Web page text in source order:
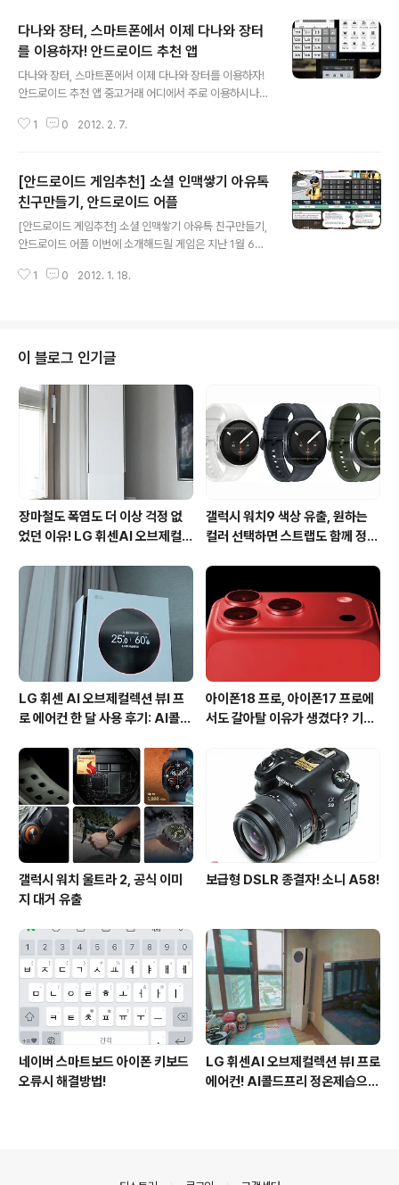
다나와 장터, 스마트폰에서 이제 다나와 장터
를 이용하자! 안드로이드 추천 앱
다나와 장터, 스마트폰에서 이제 다나와 장터를 이용하자!
안드로이드 추천 앱 중고거래 어디에서 주로 이용하시나
중고나라일겁니다. 저의 경우 중고나라에서 거래하다가 고
한 다나와 장터 애플리케이션을 출시했습니다. 다나와 장
터 앱은 안드로이드용이 먼저 출시했으며, 안드로이드용의
경우 안드로이드 마켓과 T스토어에서 무료로 다운받아 설
치 할 수 있습니다. 스마트폰용과 태블릿PC용이 따로 출시
을 설치하시면 될것 같습니다. 계정은 다나와 웹페이지와
1 0 2012. 2. 7.
[안드로이드 게임추천] 소셜 인맥쌓기 아유톡
친구만들기, 안드로이드 어플
[안드로이드 게임추천] 소셜 인맥쌓기 아유톡 친구만들기,
안드로이드 어플 이번에 소개해드릴 게임은 지난 1월 6일
니다. 아유톡은 그동안 아이폰에서만 서비스를 했었는데
한 동작으로 꾸미고, 소셜 액션을 통해 인맥을 쌓고 점차 친
해져 상대방의 프로필 정보를 단계적으로 공개하면서, 커
뮤니케이션을 할 수 있는 게임입니다. 아유톡은 티스토어
와 앱스토어에서 무료로 다운받아 설치할 수 있는데요. 용
량은 일반 스마트폰 게임에 비해 많은 안드로이드 기준 7
8.6MB입니다. 최초 실행시 신규/기존 사용자..
1 0 2012. 1. 18.
이 블로그 인기글
장마철도 폭염도 더 이상 걱정 없
었던 이유! LG 휘센AI 오브제컬렉
사용 후기
갤럭시 워치9 색상 유출, 원하는
컬러 선택하면 스트랩도 함께 정해
LG 휘센 AI 오브제컬렉션 뷰I 프
로 에어컨 한 달 사용 후기: AI콜드
아이폰18 프로, 아이폰17 프로에
서도 갈아탈 이유가 생겼다? 기대
갤럭시 워치 울트라 2, 공식 이미
지 대거 유출
보급형 DSLR 종결자! 소니 A58!
네이버 스마트보드 아이폰 키보드
오류시 해결방법!
LG 휘센AI 오브제컬렉션 뷰I 프로
에어컨! AI콜드프리 정온제습으로